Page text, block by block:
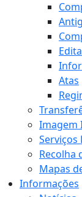
Atas
Imagem
Serviços
Recolha
Mapas
Informações